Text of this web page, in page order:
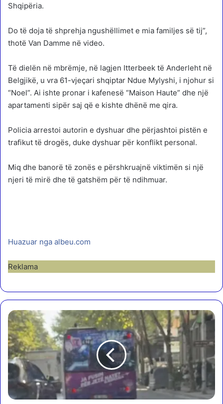
Shqipëria.
Do të doja të shprehja ngushëllimet e mia familjes së tij”,
thotë Van Damme në video.
Të dielën në mbrëmje, në lagjen Itterbeek të Anderleht në
Belgjikë, u vra 61-vjeçari shqiptar Ndue Mylyshi, i njohur si
“Noel”. Ai ishte pronar i kafenesë “Maison Haute” dhe një
apartamenti sipër saj që e kishte dhënë me qira.
Policia arrestoi autorin e dyshuar dhe përjashtoi pistën e
trafikut të drogës, duke dyshuar për konflikt personal.
Miq dhe banorë të zonës e përshkruajnë viktimën si një
njeri të mirë dhe të gatshëm për të ndihmuar.
Huazuar nga albeu.com
Reklama
B
r
a
ç
e
e
o